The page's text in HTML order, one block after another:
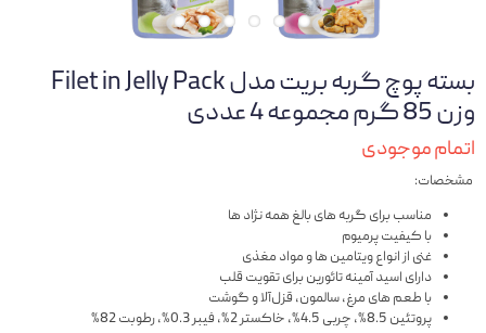
بسته پوچ گربه بریت مدل Filet in Jelly Pack
وزن 85 گرم مجموعه 4 عددی
اتمام موجودی
مشخصات:
مناسب برای گربه های بالغ همه نژاد ها
با کیفیت پرمیوم
غنی از انواع ویتامین ها و مواد مغذی
دارای اسید آمینه تائورین برای تقویت قلب
با طعم های مرغ، سالمون، قزل‌آلا و گوشت
پروتئین 8.5%، چربی 4.5%، خاکستر 2%، فیبر 0.3%، رطوبت 82%